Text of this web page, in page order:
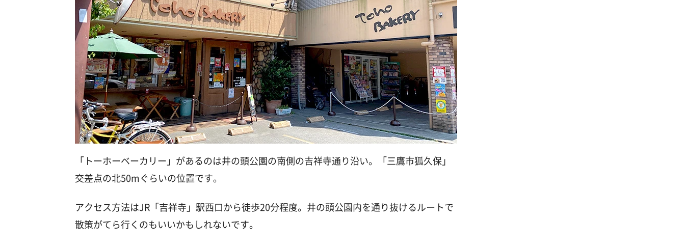
「トーホーベーカリー」があるのは井の頭公園の南側の吉祥寺通り沿い。「三鷹市狐久保」
交差点の北50mぐらいの位置です。
アクセス方法はJR「吉祥寺」駅西口から徒歩20分程度。井の頭公園内を通り抜けるルートで
散策がてら行くのもいいかもしれないです。